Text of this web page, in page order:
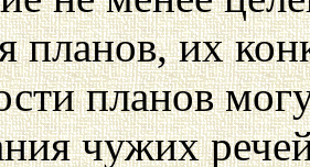
планов, их
планов
чужих